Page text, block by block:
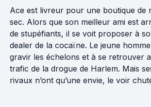
Ace est livreur pour une boutique de
sec. Alors que son meilleur ami est
de stupéfiants, il se voit proposer à
dealer de la cocaïne. Le jeune
gravir les échelons et à se retrouver
trafic de la drogue de Harlem. Mais
rivaux n’ont qu’une envie, le voir